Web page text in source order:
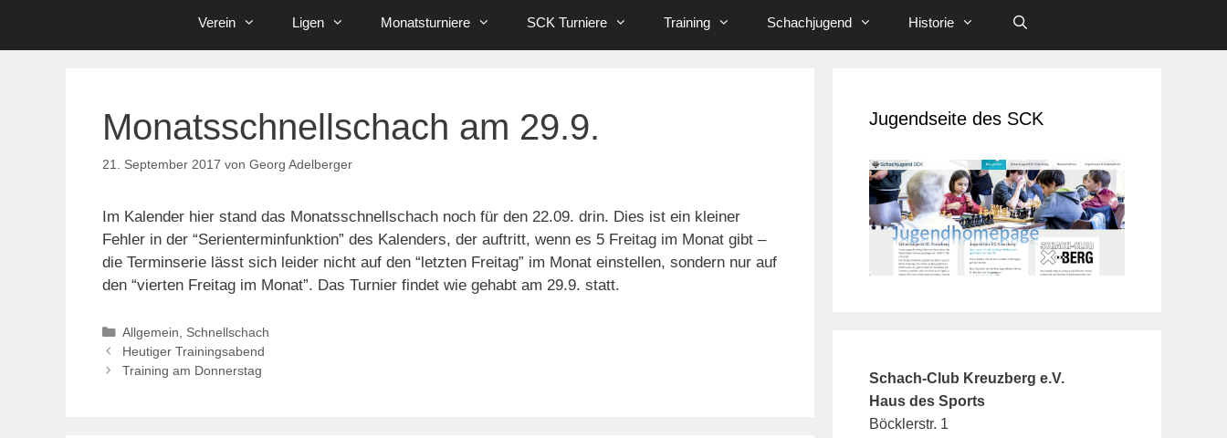
Verein Ligen Monatsturniere SCK Turniere Training Schachjugend Historie
Monatsschnellschach am 29.9.
21. September 2017 von Georg Adelberger
Im Kalender hier stand das Monatsschnellschach noch für den 22.09. drin. Dies ist ein kleiner
Fehler in der “Serienterminfunktion” des Kalenders, der auftritt, wenn es 5 Freitag im Monat gibt –
die Terminserie lässt sich leider nicht auf den “letzten Freitag” im Monat einstellen, sondern nur auf
den “vierten Freitag im Monat”. Das Turnier findet wie gehabt am 29.9. statt.
Kategorien
Allgemein
Schnellschach
Heutiger Trainingsabend
Training am Donnerstag
Jugendseite des SCK
Schach-Club Kreuzberg e.V.
Haus des Sports
Böcklerstr. 1